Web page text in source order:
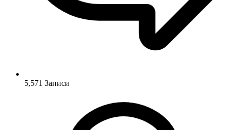
5,571 Записи